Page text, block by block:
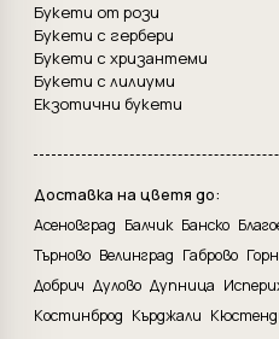
Букети от рози
Букети с гербери
Букети с хризантеми
Букети с лилиуми
Екзотични букети
Доставка на цветя до:
Асеновград Балчик Банско
Търново Велинград Габрово
Добрич Дулово Дупница
Костинброд Кърджали